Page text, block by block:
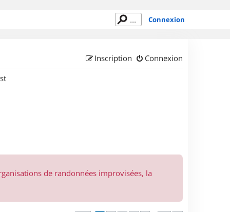
Connexion
Connexion
Inscription
de randonnées improvisées, la